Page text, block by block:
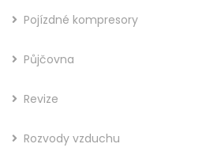
Pojízdné kompresory
Půjčovna
Revize
Rozvody vzduchu